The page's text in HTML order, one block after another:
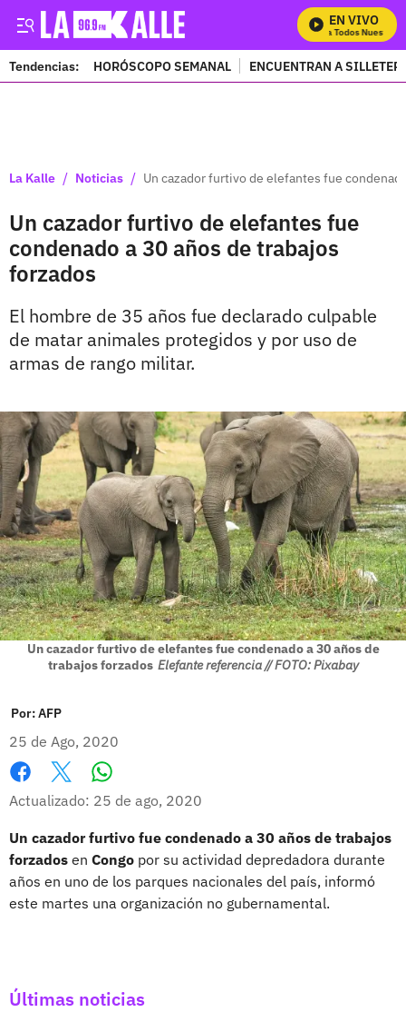
EN VIVO
Mira Todos Nuestros
Tendencias: HORÓSCOPO SEMANAL ENCUENTRAN A
La Kalle / Noticias / Un cazador furtivo de elefantes fue
Un cazador furtivo de elefantes fue
condenado a 30 años de trabajos
forzados
El hombre de 35 años fue declarado culpable
de matar animales protegidos y por uso de
armas de rango militar.
Un cazador furtivo de elefantes fue condenado a 30 años de
trabajos forzados Elefante referencia // FOTO: Pixabay
Por:AFP
25 de Ago, 2020
Facebook
X
Actualizado: 25 de ago, 2020
Un cazador furtivo fue condenado a 30 años de trabajos
forzados en Congo por su actividad depredadora durante
años en uno de los parques nacionales del país, informó
este martes una organización no gubernamental.
Últimas noticias